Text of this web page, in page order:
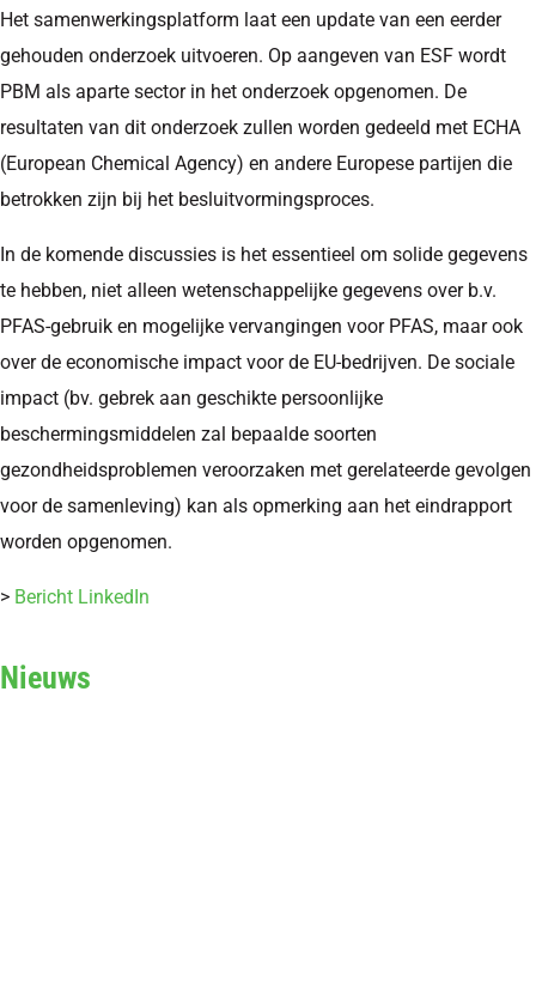
Het samenwerkingsplatform laat een update van een eerder
gehouden onderzoek uitvoeren. Op aangeven van ESF wordt
PBM als aparte sector in het onderzoek opgenomen. De
resultaten van dit onderzoek zullen worden gedeeld met ECHA
(European Chemical Agency) en andere Europese partijen die
betrokken zijn bij het besluitvormingsproces.
In de komende discussies is het essentieel om solide gegevens
te hebben, niet alleen wetenschappelijke gegevens over b.v.
PFAS-gebruik en mogelijke vervangingen voor PFAS, maar ook
over de economische impact voor de EU-bedrijven. De sociale
impact (bv. gebrek aan geschikte persoonlijke
beschermingsmiddelen zal bepaalde soorten
gezondheidsproblemen veroorzaken met gerelateerde gevolgen
voor de samenleving) kan als opmerking aan het eindrapport
worden opgenomen.
> Bericht LinkedIn
Nieuws